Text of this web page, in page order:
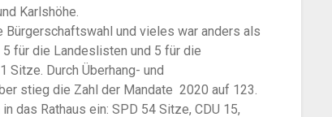
Karlshöhe.
und vieles war anders als
für die Landeslisten und 5 für die
Sitze. Durch Überhang- und
stieg die Zahl der Mandate 2020 auf 123.
das Rathaus ein: SPD 54 Sitze, CDU 15,